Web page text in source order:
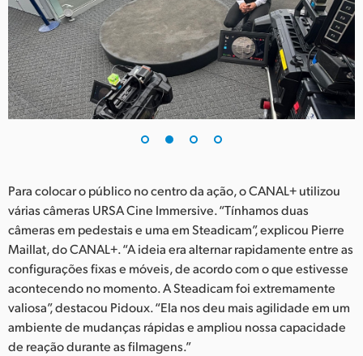
United Kingdom
United States
Para colocar o público no centro da ação, o CANAL+ utilizou
várias câmeras URSA Cine Immersive. “Tínhamos duas
câmeras em pedestais e uma em Steadicam”, explicou Pierre
Maillat, do CANAL+. “A ideia era alternar rapidamente entre as
configurações fixas e móveis, de acordo com o que estivesse
acontecendo no momento. A Steadicam foi extremamente
valiosa”, destacou Pidoux. “Ela nos deu mais agilidade em um
ambiente de mudanças rápidas e ampliou nossa capacidade
de reação durante as filmagens.”